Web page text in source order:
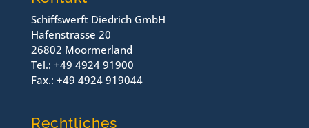
Schiffswerft Diedrich GmbH
Hafenstrasse 20
26802 Moormerland
Tel.: +49 4924 91900
Fax.: +49 4924 919044
Rechtliches